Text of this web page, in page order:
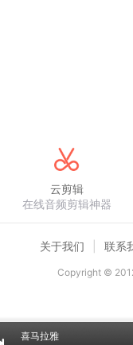
喜马拉雅
云剪辑
在线音频剪辑神器
关于我们 联系
Copyright ©